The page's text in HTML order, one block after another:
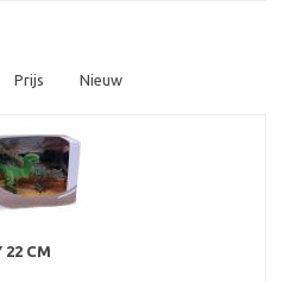
Prijs Nieuw
22 CM